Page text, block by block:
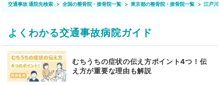
交通事故 通院先検索 全国の整骨院・接骨院一覧 東京都の整骨院・接骨院一覧 江戸川
よくわかる交通事故病院ガイド
むちうちの症状の伝え方ポイント4つ！伝
え方が重要な理由も解説